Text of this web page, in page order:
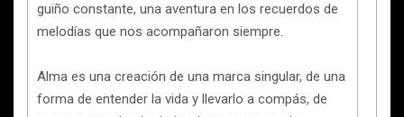
guiño constante, una aventura en los recuerdos de
melodías que nos acompañaron siempre.
Alma es una creación de una marca singular, de una
forma de entender la vida y llevarlo a compás, de